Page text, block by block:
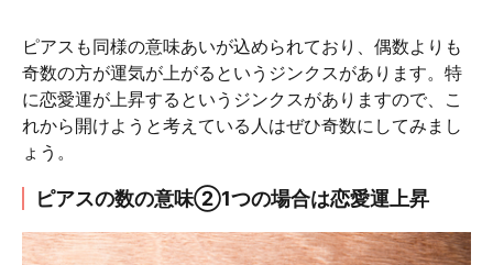
ピアスも同様の意味あいが込められており、偶数よりも
奇数の方が運気が上がるというジンクスがあります。特
に恋愛運が上昇するというジンクスがありますので、こ
れから開けようと考えている人はぜひ奇数にしてみまし
ょう。
ピアスの数の意味②1つの場合は恋愛運上昇